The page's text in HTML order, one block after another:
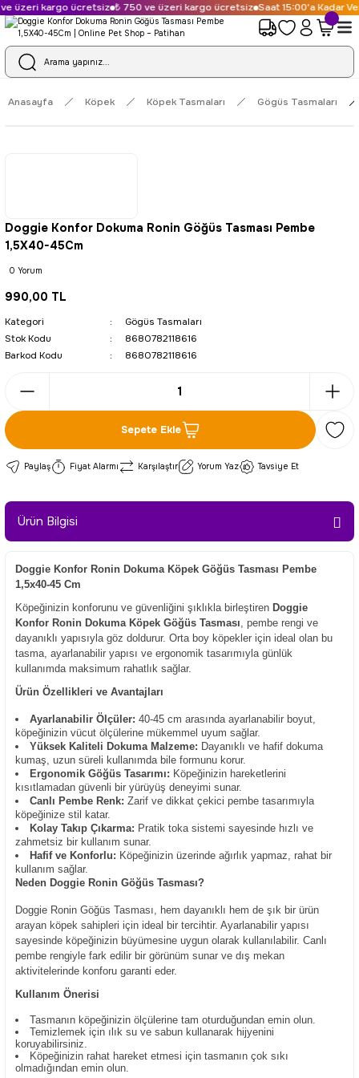
üzeri kargo ücretsiz ₺ 750 ve üzeri kargo ücretsiz Saat 15:00'a Kadar
Anasayfa Köpek Köpek Tasmaları Gögüs Tasmaları
Doggie Konfor Dokuma Ronin Göğüs Tasması Pembe
1,5X40-45Cm
0 Yorum
990,00 TL
Kategori
Gögüs Tasmaları
Stok Kodu
8680782118616
Barkod Kodu
8680782118616
Sepete Ekle
Paylaş Fiyat Alarmı Karşılaştır Yorum Yaz Tavsiye Et
Ürün Bilgisi
Doggie Konfor Ronin Dokuma Köpek Göğüs Tasması Pembe
1,5x40-45 Cm
Köpeğinizin konforunu ve güvenliğini şıklıkla birleştiren Doggie
Konfor Ronin Dokuma Köpek Göğüs Tasması, pembe rengi ve
dayanıklı yapısıyla göz doldurur. Orta boy köpekler için ideal olan bu
tasma, ayarlanabilir yapısı ve ergonomik tasarımıyla günlük
kullanımda maksimum rahatlık sağlar.
Ürün Özellikleri ve Avantajları
Ayarlanabilir Ölçüler: 40-45 cm arasında ayarlanabilir boyut,
köpeğinizin vücut ölçülerine mükemmel uyum sağlar.
Yüksek Kaliteli Dokuma Malzeme: Dayanıklı ve hafif dokuma
kumaş, uzun süreli kullanımda bile formunu korur.
Ergonomik Göğüs Tasarımı: Köpeğinizin hareketlerini
kısıtlamadan güvenli bir yürüyüş deneyimi sunar.
Canlı Pembe Renk: Zarif ve dikkat çekici pembe tasarımıyla
köpeğinize stil katar.
Kolay Takıp Çıkarma: Pratik toka sistemi sayesinde hızlı ve
zahmetsiz bir kullanım sunar.
Hafif ve Konforlu: Köpeğinizin üzerinde ağırlık yapmaz, rahat bir
kullanım sağlar.
Neden Doggie Ronin Göğüs Tasması?
Doggie Ronin Göğüs Tasması, hem dayanıklı hem de şık bir ürün
arayan köpek sahipleri için ideal bir tercihtir. Ayarlanabilir yapısı
sayesinde köpeğinizin büyümesine uygun olarak kullanılabilir. Canlı
pembe rengiyle fark edilir bir görünüm sunar ve dış mekan
aktivitelerinde konforu garanti eder.
Kullanım Önerisi
Tasmanın köpeğinizin ölçülerine tam oturduğundan emin olun.
Temizlemek için ılık su ve sabun kullanarak hijyenini
koruyabilirsiniz.
Köpeğinizin rahat hareket etmesi için tasmanın çok sıkı
olmadığından emin olun.